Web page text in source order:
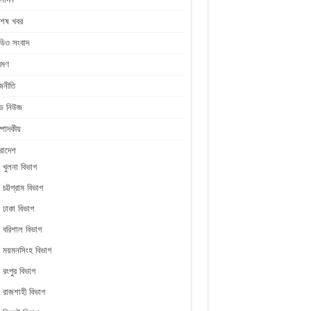
খবর
সংবাদ
নিউজ
খুলনা বিভাগ
চট্টগ্রাম বিভাগ
ঢাকা বিভাগ
বরিশাল বিভাগ
ময়মনসিংহ বিভাগ
রংপুর বিভাগ
রাজশাহী বিভাগ